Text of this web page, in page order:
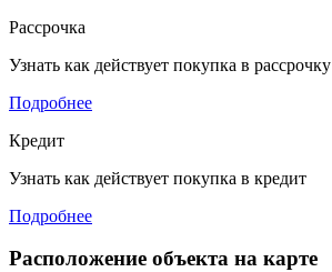
Рассрочка
Узнать как действует покупка в рассрочку
Подробнее
Кредит
Узнать как действует покупка в кредит
Подробнее
Расположение объекта на карте